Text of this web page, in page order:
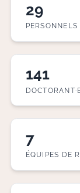
29
141
7
ÉQUIPES DE